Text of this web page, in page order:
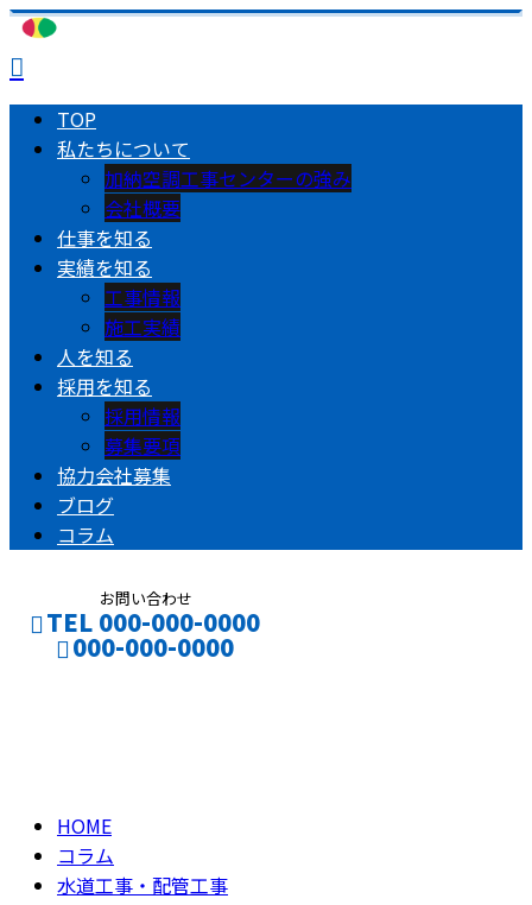
TOP
私たちについて
加納空調工事センターの強み
会社概要
仕事を知る
実績を知る
工事情報
施工実績
人を知る
採用を知る
採用情報
募集要項
協力会社募集
ブログ
コラム
お問い合わせ
TEL 000-000-0000
000-000-0000
HOME
コラム
水道工事・配管工事